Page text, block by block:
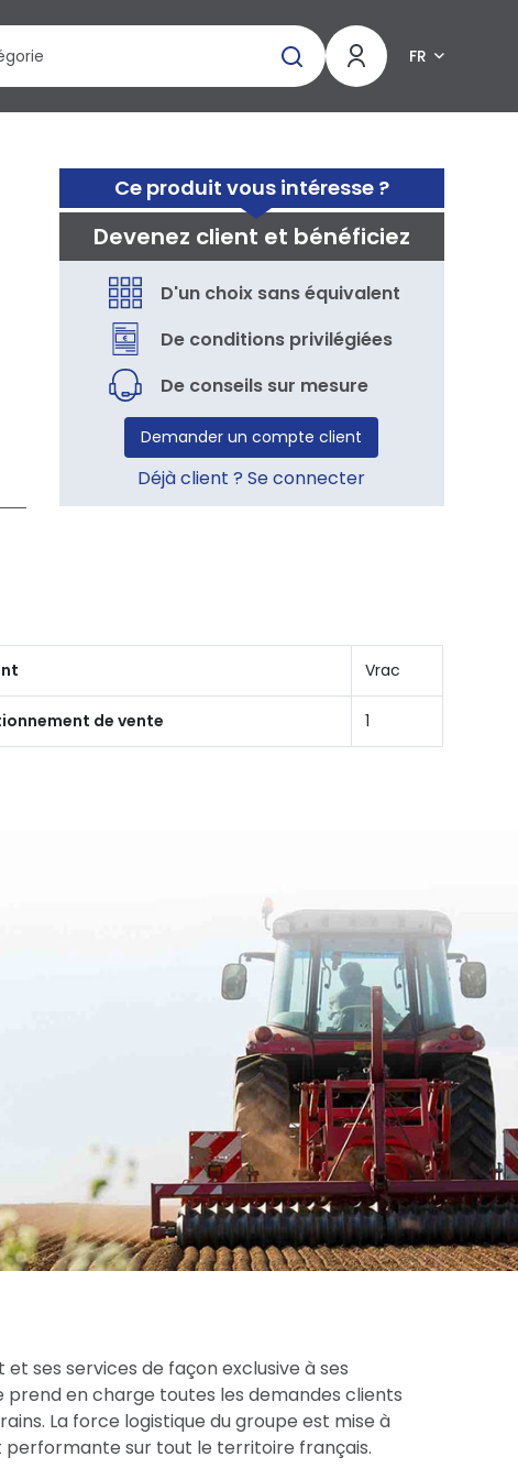
FR
Ce produit vous intéresse ?
Devenez client et bénéficiez
D'un choix sans équivalent
De conditions privilégiées
De conseils sur mesure
Demander un compte client
Déjà client ? Se connecter
Vrac
de vente 1
et ses services de façon exclusive à ses
en charge toutes les demandes clients
La force logistique du groupe est mise à
sur tout le territoire français.